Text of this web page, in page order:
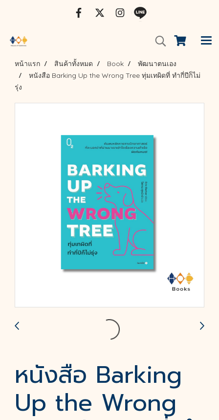
หน้าแรก สินค้าทั้งหมด Book
พัฒนาตนเอง
หนังสือ Barking Up the Wrong Tree ทุ่มเทผิดที่ ทำกี่ปีก็ไม่
รุ่ง
หนังสือ Barking
Up the Wrong